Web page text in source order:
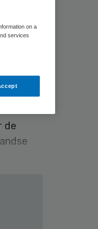
de
on a
services